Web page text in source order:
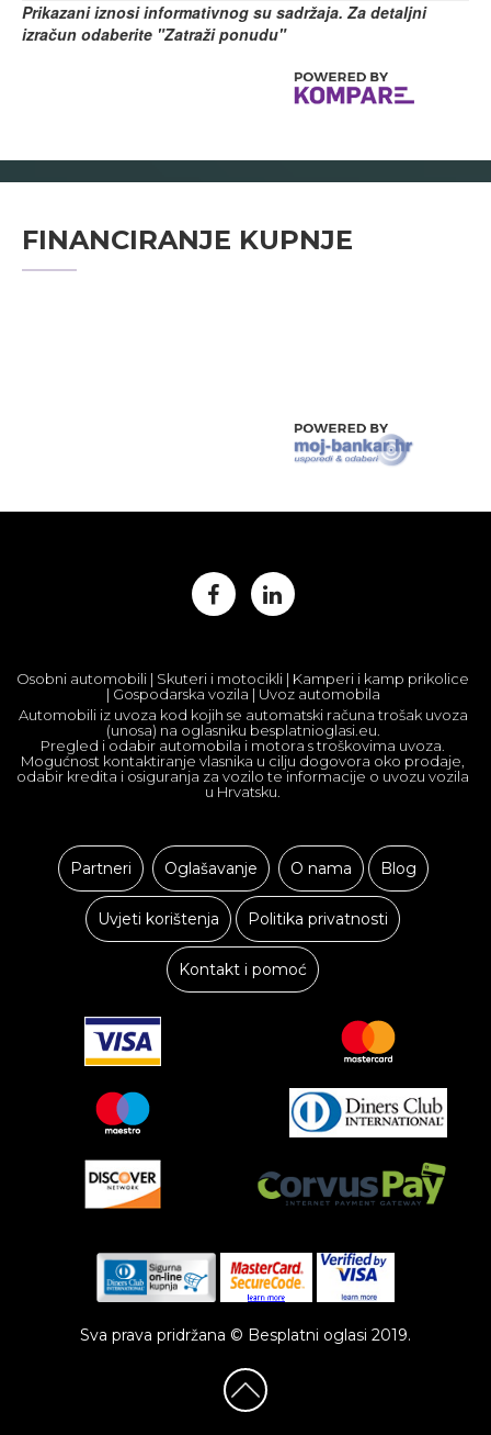
Prikazani iznosi informativnog su sadržaja. Za detaljni
izračun odaberite "Zatraži ponudu"
FINANCIRANJE KUPNJE
Osobni automobili | Skuteri i motocikli | Kamperi i kamp prikolice
| Gospodarska vozila | Uvoz automobila
Automobili iz uvoza kod kojih se automatski računa trošak uvoza
(unosa) na oglasniku besplatnioglasi.eu.
Pregled i odabir automobila i motora s troškovima uvoza.
Mogućnost kontaktiranje vlasnika u cilju dogovora oko prodaje,
odabir kredita i osiguranja za vozilo te informacije o uvozu vozila
u Hrvatsku.
Partneri Oglašavanje O nama Blog
Uvjeti korištenja Politika privatnosti
Kontakt i pomoć
Sva prava pridržana © Besplatni oglasi 2019.